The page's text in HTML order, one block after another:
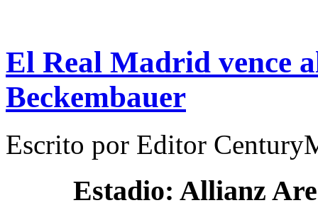
El Real Madrid vence
Beckembauer
Escrito por Editor
Estadio: Allianz